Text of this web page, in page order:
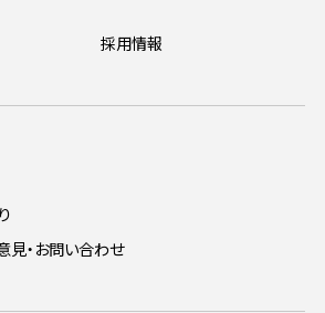
採用情報
見・お問い合わせ